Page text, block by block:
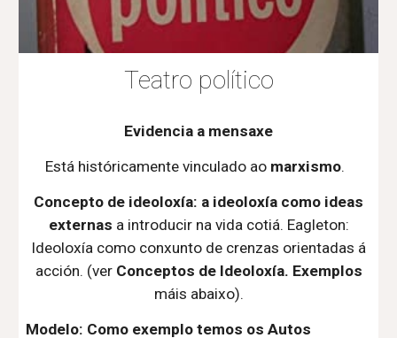
Teatro político
Evidencia a mensaxe
Está históricamente vinculado ao marxismo.
Concepto de ideoloxía: a ideoloxía como ideas
externas a introducirna vida cotiá. Eagleton:
Ideoloxía como conxunto de crenzas orientadas á
acción. (ver Conceptos de Ideoloxía. Exemplos
máis abaixo).
Modelo: Como exemplo temos os Autos